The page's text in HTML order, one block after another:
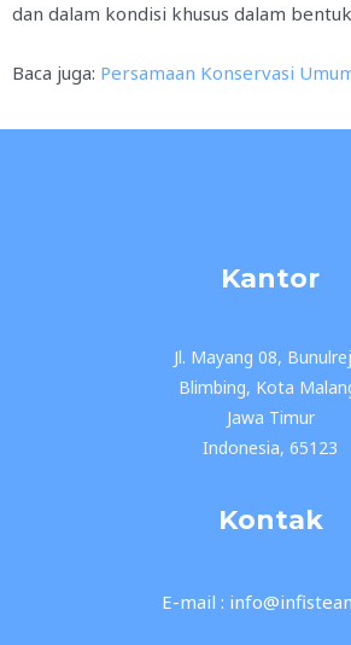
dan dalam kondisi khusus dalam
Baca juga: Persamaan Konservasi
Kantor
Jl. Mayang 08,
Blimbing, Kota
Jawa Timur
Indonesia, 65123
Kontak
E-mail :